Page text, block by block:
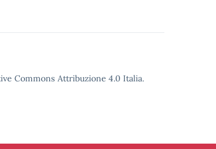
Commons Attribuzione 4.0 Italia.